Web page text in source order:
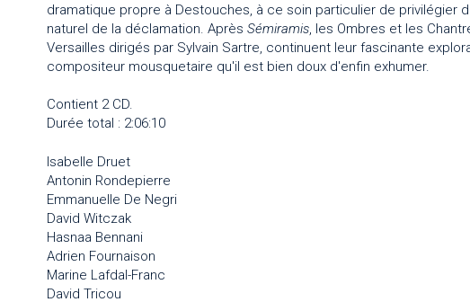
dramatique propre à Destouches, à ce soin particulier de privilégier
naturel de la déclamation. Après Sémiramis, les Ombres et les
Versailles dirigés par Sylvain Sartre, continuent leur fascinante
compositeur mousquetaire qu'il est bien doux d'enfin exhumer.
Contient 2 CD.
Durée total : 2:06:10
Isabelle Druet
Antonin Rondepierre
Emmanuelle De Negri
David Witczak
Hasnaa Bennani
Adrien Fournaison
Marine Lafdal-Franc
David Tricou